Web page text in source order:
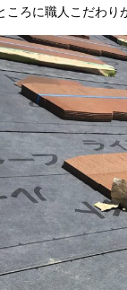
ころに職人こだわり